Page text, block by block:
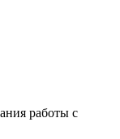
работы с